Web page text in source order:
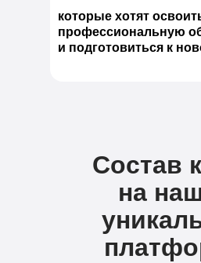
которые хотят
профессиональную
и подготовиться к
Состав
на